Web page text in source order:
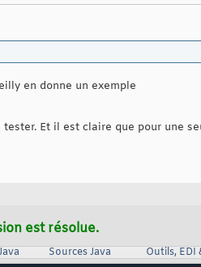
en donne un exemple
Et il est claire que pour une
est résolue.
Sources Java Outils, EDI